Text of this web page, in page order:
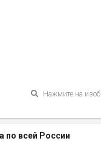
Нажмите на
по всей России